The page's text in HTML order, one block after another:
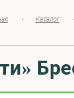
• Каталог